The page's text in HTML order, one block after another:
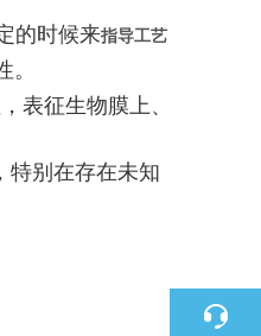
的时候来指导工艺
表征生物膜上、
特别在存在未知